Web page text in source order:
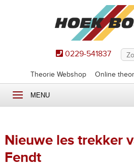
0229-541837
Theorie Webshop Online
MENU
Nieuwe les trekker
Fendt